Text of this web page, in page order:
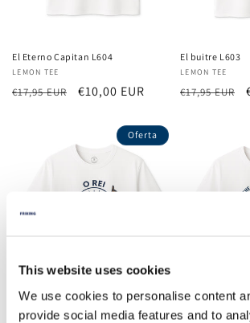
This website uses cookies
We use cookies to personalise content
provide social media features and to
El Eterno Capitan L604
Proveedor:
LEMON TEE
Precio
€17,95 EUR
Precio
€10,00 EUR
El buitre L603
Proveedor:
LEMON TEE
Precio
€17,95 EUR
Oferta